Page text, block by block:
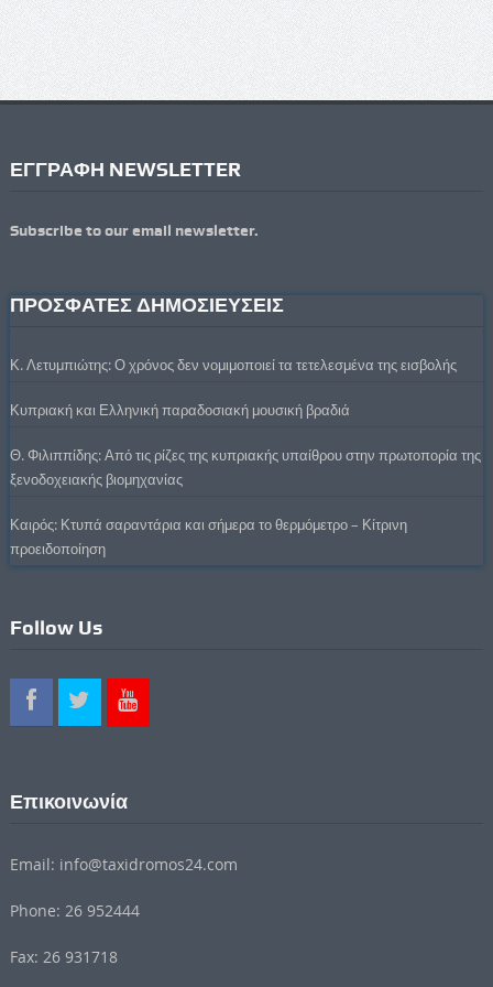
ΕΓΓΡΑΦΗ NEWSLETTER
Subscribe to our email newsletter.
ΠΡΟΣΦΑΤΕΣ ΔΗΜΟΣΙΕΥΣΕΙΣ
Κ. Λετυμπιώτης: Ο χρόνος δεν νομιμοποιεί τα τετελεσμένα της εισβολής
Κυπριακή και Ελληνική παραδοσιακή μουσική βραδιά
Θ. Φιλιππίδης: Από τις ρίζες της κυπριακής υπαίθρου στην πρωτοπορία της
ξενοδοχειακής βιομηχανίας
Καιρός: Κτυπά σαραντάρια και σήμερα το θερμόμετρο – Κίτρινη
προειδοποίηση
Follow Us
Επικοινωνία
Email: info@taxidromos24.com
Phone: 26 952444
Fax: 26 931718